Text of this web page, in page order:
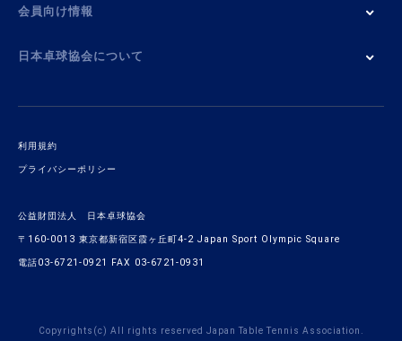
会員向け情報
日本卓球協会について
利用規約
プライバシーポリシー
公益財団法人 日本卓球協会
〒160-0013 東京都新宿区霞ヶ丘町4-2 Japan Sport Olympic Square
電話03-6721-0921 FAX 03-6721-0931
Copyrights(c) All rights reserved Japan Table Tennis Association.